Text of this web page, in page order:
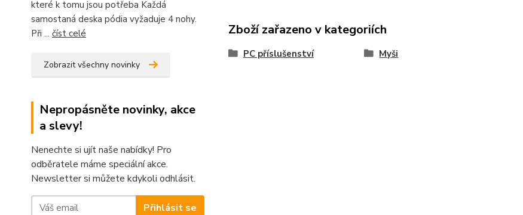
které k tomu jsou potřeba Každá
samostaná deska pódia vyžaduje 4 nohy.
Při ... číst celé
Zobrazit všechny novinky
Nepropásněte novinky, akce
a slevy!
Nenechte si ujít naše nabídky! Pro
odběratele máme speciální akce.
Newsletter si můžete kdykoli odhlásit.
Přihlásit se
Zboží zařazeno v kategoriích
PC příslušenství Myši